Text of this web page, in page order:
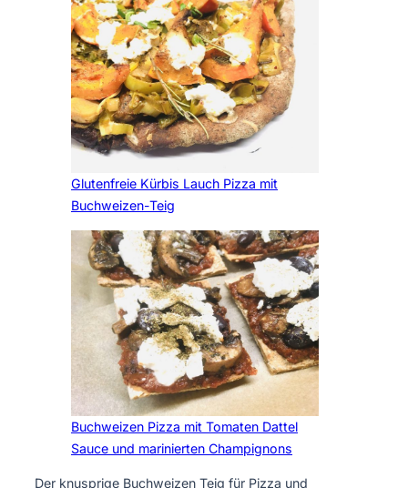
Glutenfreie Kürbis Lauch Pizza mit
Buchweizen-Teig
Buchweizen Pizza mit Tomaten Dattel
Sauce und marinierten Champignons
Der knusprige Buchweizen Teig für Pizza und